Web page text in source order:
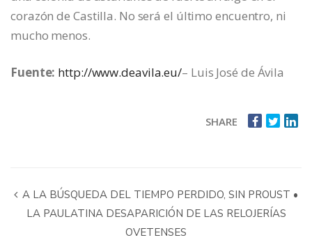
corazón de Castilla. No será el último encuentro, ni
mucho menos.
Fuente: http://www.deavila.eu/– Luis José de Ávila
SHARE
A LA BÚSQUEDA DEL TIEMPO PERDIDO, SIN PROUST •
LA PAULATINA DESAPARICIÓN DE LAS RELOJERÍAS
OVETENSES